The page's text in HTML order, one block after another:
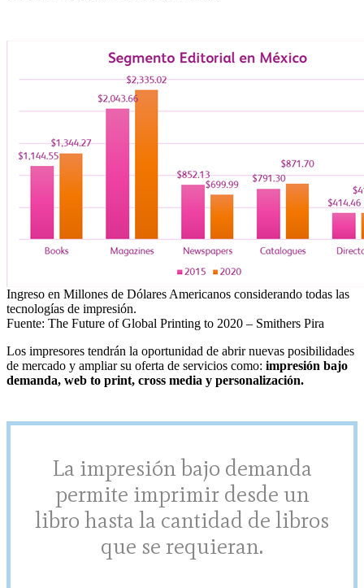
Ingreso en Millones de Dólares Americanos considerando todas las
tecnologías de impresión.
Fuente: The Future of Global Printing to 2020 – Smithers Pira
Los impresores tendrán la oportunidad de abrir nuevas posibilidades
de mercado y ampliar su oferta de servicios como: impresión bajo
demanda, web to print, cross media y personalización.
La impresión bajo demanda
permite imprimir desde un
libro hasta la cantidad de libros
que se requieran.